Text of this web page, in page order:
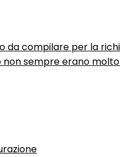
da compilare per la
sempre erano